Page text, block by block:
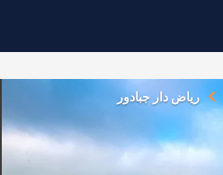
رياض دار جبادور